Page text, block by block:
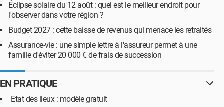
Éclipse solaire du 12 août : quel est le meilleur endroit pour
l'observer dans votre région ?
Budget 2027 : cette baisse de revenus qui menace les retraités
Assurance-vie : une simple lettre à l'assureur permet à une
famille d'éviter 20 000 € de frais de succession
EN PRATIQUE
Etat des lieux : modèle gratuit